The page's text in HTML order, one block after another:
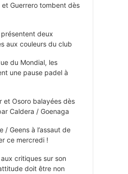
et Guerrero tombent dès
deux
aux couleurs du club
du Mondial, les
une pause padel à
et Osoro balayées dès
Caldera / Goenaga
/ Geens à l’assaut de
ce mercredi !
critiques sur son
doit être non